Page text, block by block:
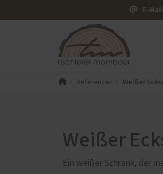
E-
Service
Referenzen Weißer
Weißer
Ein weißer Schrank, der